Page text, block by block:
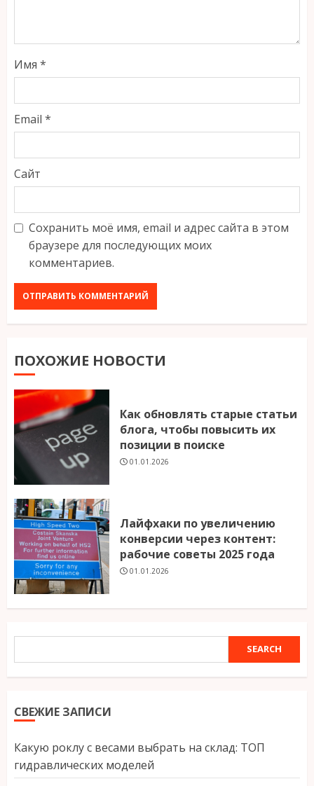
Имя *
Email *
Сайт
Сохранить моё имя, email и адрес сайта в этом
браузере для последующих моих
комментариев.
ПОХОЖИЕ НОВОСТИ
Как обновлять старые статьи
блога, чтобы повысить их
позиции в поиске
01.01.2026
Лайфхаки по увеличению
конверсии через контент:
рабочие советы 2025 года
01.01.2026
SEARCH
СВЕЖИЕ ЗАПИСИ
Какую роклу с весами выбрать на склад: ТОП
гидравлических моделей